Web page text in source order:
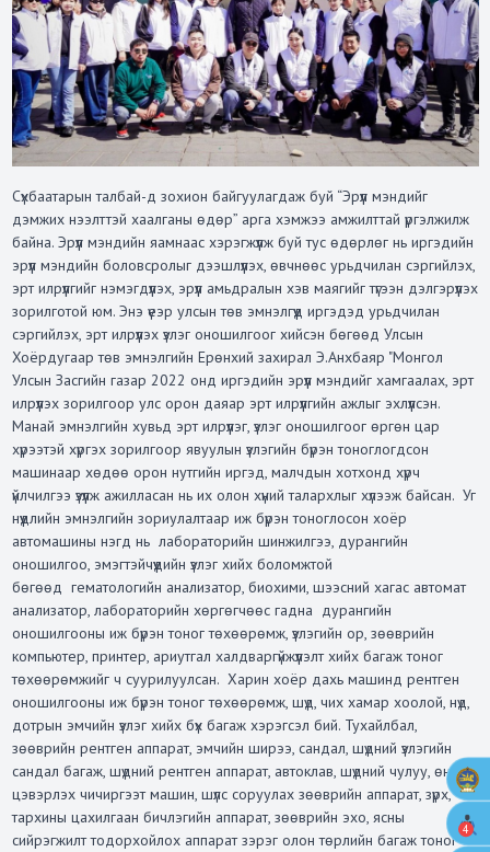
Сүхбаатарын талбай-д зохион байгуулагдаж буй “Эрүүл мэндийг
дэмжих нээлттэй хаалганы өдөр” арга хэмжээ амжилттай үргэлжилж
байна. Эрүүл мэндийн яамнаас хэрэгжүүлж буй тус өдөрлөг нь иргэдийн
эрүүл мэндийн боловсролыг дээшлүүлэх, өвчнөөс урьдчилан сэргийлэх,
эрт илрүүлгийг нэмэгдүүлэх, эрүүл амьдралын хэв маягийг түгээн дэлгэрүүлэх
зорилготой юм. Энэ үеэр улсын төв эмнэлгүүд иргэдэд урьдчилан
сэргийлэх, эрт илрүүлэх үзлэг оношилгоог хийсэн бөгөөд Улсын
Хоёрдугаар төв эмнэлгийн Ерөнхий захирал Э.Анхбаяр "Монгол
Улсын Засгийн газар 2022 онд иргэдийн эрүүл мэндийг хамгаалах, эрт
илрүүлэх зорилгоор улс орон даяар эрт илрүүлгийн ажлыг эхлүүлсэн.
Манай эмнэлгийн хувьд эрт илрүүлэг, үзлэг оношилгоог өргөн цар
хүрээтэй хүргэх зорилгоор явуулын үзлэгийн бүрэн тоноглогдсон
машинаар хөдөө орон нутгийн иргэд, малчдын хотхонд хүрч
үйлчилгээ үзүүлж ажилласан нь их олон хүний талархлыг хүлээж байсан. Уг
нүүдлийн эмнэлгийн зориулалтаар иж бүрэн тоноглосон хоёр
автомашины нэгд нь лабораторийн шинжилгээ, дурангийн
оношилгоо, эмэгтэйчүүдийн үзлэг хийх боломжтой
бөгөөд гематологийн анализатор, биохими, шээсний хагас автомат
анализатор, лабораторийн хөргөгчөөс гадна дурангийн
оношилгооны иж бүрэн тоног төхөөрөмж, үзлэгийн ор, зөөврийн
компьютер, принтер, ариутгал халдваргүйжүүлэлт хийх багаж тоног
төхөөрөмжийг ч суурилуулсан. Харин хоёр дахь машинд рентген
оношилгооны иж бүрэн тоног төхөөрөмж, шүд, чих хамар хоолой, нүд,
дотрын эмчийн үзлэг хийх бүх багаж хэрэгсэл бий. Тухайлбал,
зөөврийн рентген аппарат, эмчийн ширээ, сандал, шүдний үзлэгийн
сандал багаж, шүдний рентген аппарат, автоклав, шүдний чулуу, өнгөр
цэвэрлэх чичиргээт машин, шүлс соруулах зөөврийн аппарат, зүрх,
тархины цахилгаан бичлэгийн аппарат, зөөврийн эхо, ясны
сийрэгжилт тодорхойлох аппарат зэрэг олон төрлийн багаж тоног
4